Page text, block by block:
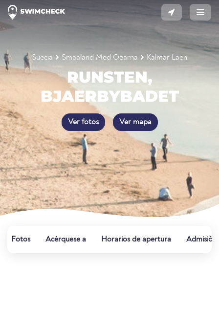
Suecia Smaaland Med Oearna Kalmar Laen
RUNSTEN,
BJAERBYBADET
Ver fotos Ver mapa
Fotos Acérquese a Horarios de apertura Admisión